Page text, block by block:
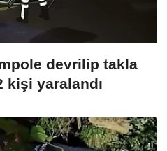
devrilip takla
kişi yaralandı